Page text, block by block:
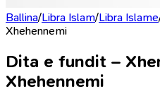
Ballina/Libra Islam/Libra Islame
Xhehennemi
Dita e fundit –
Xhehennemi